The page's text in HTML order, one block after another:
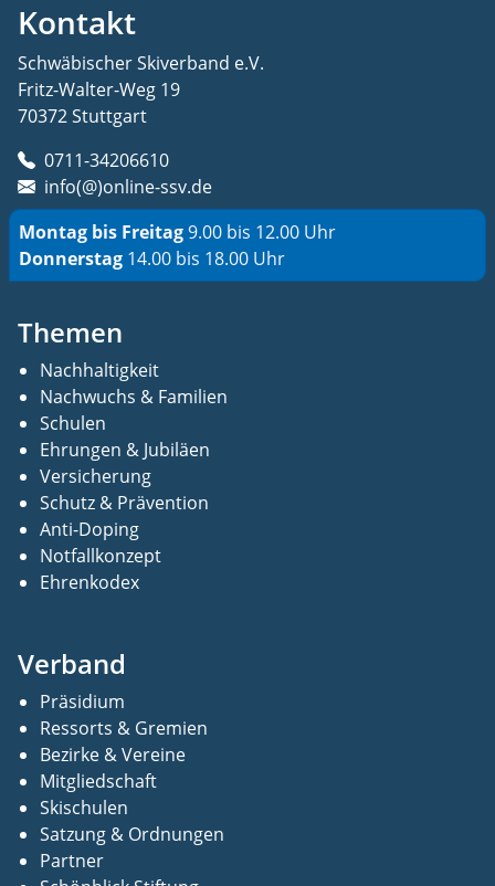
Kontakt
Schwäbischer Skiverband e.V.
Fritz-Walter-Weg 19
70372 Stuttgart
0711-34206610
info(@)online-ssv.de
Montag bis Freitag9.00 bis 12.00 Uhr
Donnerstag 14.00 bis 18.00 Uhr
Themen
Nachhaltigkeit
Nachwuchs & Familien
Schulen
Ehrungen & Jubiläen
Versicherung
Schutz & Prävention
Anti-Doping
Notfallkonzept
Ehrenkodex
Verband
Präsidium
Ressorts & Gremien
Bezirke & Vereine
Mitgliedschaft
Skischulen
Satzung & Ordnungen
Partner